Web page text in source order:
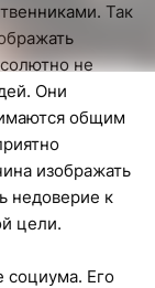
Так
не
Они
общим
изображать
недоверие к
цели.
социума. Его